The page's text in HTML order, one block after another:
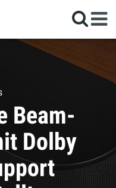
News
die neuen
bald?